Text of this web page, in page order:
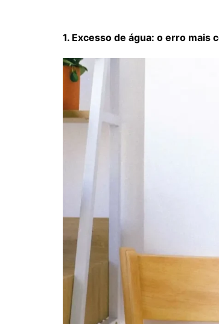
1. Excesso de água: o erro mais